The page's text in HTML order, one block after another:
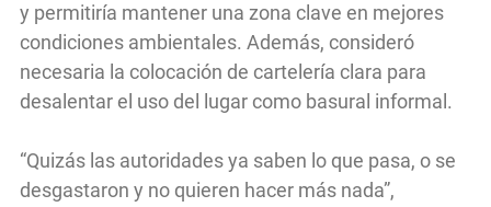
y permitiría mantener una zona clave en mejores
condiciones ambientales. Además, consideró
necesaria la colocación de cartelería clara para
desalentar el uso del lugar como basural informal.
“Quizás las autoridades ya saben lo que pasa, o se
desgastaron y no quieren hacer más nada”,